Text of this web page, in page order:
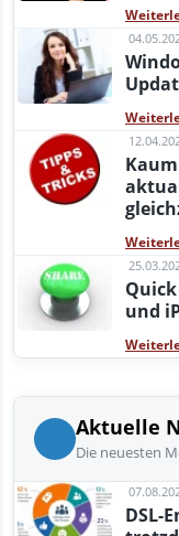
und
Aktuelle
Die neuesten
DSL-